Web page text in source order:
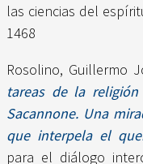
las ciencias del
1468
Rosolino, Guillermo
tareas de la
Sacannone. Una
que interpela el
para el diálogo